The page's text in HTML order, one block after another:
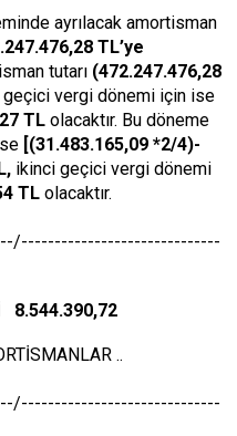
ayrılacak amortisman
TL’ye
tutarı (472.247.476,28
geçici vergi dönemi için ise
TL olacaktır. Bu döneme
[(31.483.165,09 *2/4)-
ikinci geçici vergi dönemi
TL olacaktır.
8.544.390,72
..